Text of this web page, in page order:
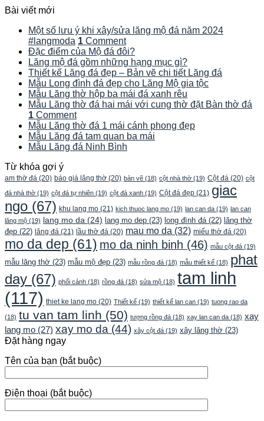
Bài viết mới
Một số lưu ý khi xây/sửa lăng mộ đá năm 2024
#langmoda 1 Comment
Đặc điểm của Mộ đá đôi?
Lăng mộ đá gồm những hạng mục gì?
Thiết kế Lăng đá đẹp – Bản vẽ chi tiết Lăng đá
Mẫu Long đình đá đẹp cho Lăng Mộ gia tộc
Mẫu Lăng thờ hộp ba mái đá xanh rêu
Mẫu Lăng thờ đá hai mái với cung thờ đặt Bàn thờ đá
1 Comment
Mẫu Lăng thờ đá 1 mái cánh phong đẹp
Mẫu Lăng đá tam quan ba mái
Mẫu Lăng đá Ninh Bình
Từ khóa gợi ý
am thờ đá (20) báo giá lăng thờ (20) bản vẽ (18) cột nhà thờ (19) Cột đá (20) cột
đá nhà thờ (19) cột đá tự nhiên (19) cột đá xanh (19) Cột đá đẹp (21) giac
ngo (67) khu lang mo (21) kich thuoc lang mo (19) lan can da (19) lan can
lăng mộ (19) lang mo da (24) lang mo dep (23) long đình đá(22) lăng thờ
đẹp (22) lăng đá (21) lầu thờ đá (20) mau mo da (32) miếu thờ đá (20)
mo da dep (61) mo da ninh binh (46) mẫu cột đá (19)
mẫu lăng thờ (23) mẫu mộ đẹp (23) mẫu rồng đá (18) mẫu thiết kế (18) phat
day (67) phối cảnh (18) rồng đá (18) sửa mộ (18) tam linh
(117) thiet ke lang mo (20) Thiết kế (19) thiết kế lan can (19) tuong rao da
(18) tu van tam linh (50) tượng rồng đá (18) xay lan can da (18) xay
lang mo (27) xay mo da (44) xây cột đá (19) xây lăng thờ (23)
Đặt hàng ngay
Tên của bạn (bắt buộc)
Điện thoại (bắt buộc)